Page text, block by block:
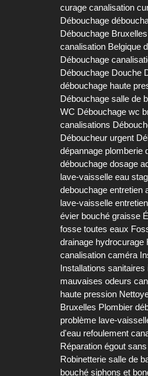
curage canalisation
Débouchage
Débouchage
canalisation Belgique
Débouchage
Débouchage Douche
débouchage haute
Débouchage salle de
WC Débouchage wc
canalisations
Déboucheur urgent
dépannage plomberie
débouchage dosage
lave-vaisselle eau
debouchage entretien
lave-vaisselle
évier bouché graisse
fosse toutes eaux
drainage hydrocurage
canalisation caméra
Installations sanitaires
mauvaises odeurs
haute pression
Bruxelles Plombier
problème lave-
d'eau refoulement
Réparation égout
Robinetterie salle de
bouché siphons et